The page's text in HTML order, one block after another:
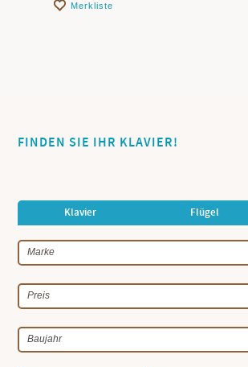
Merkliste
FINDEN SIE IHR KLAVIER!
Klavier Flügel